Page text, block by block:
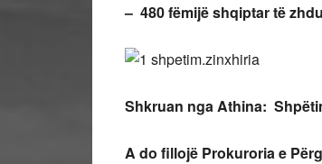
– 480 fëmijë shqiptar të
Shkruan nga Athina:
A do fillojë Prokuroria e